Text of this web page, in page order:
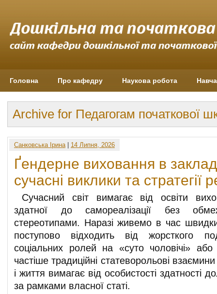
Головна Про кафедру Наукова робота
Archive for Педагогам початкової
Санковська Ірина| 14 Липня, 2026
Ґендерне виховання в
сучасні виклики та стратегії
Сучасний світ вимагає від освіти
здатної до самореалізації без
стереотипами. Наразі живемо в час
поступово відходить від жорсткого
соціальних ролей на «суто чоловічі» або
частіше традиційні статеворольові
і життя вимагає від особистості здатності
за рамками власної статі.